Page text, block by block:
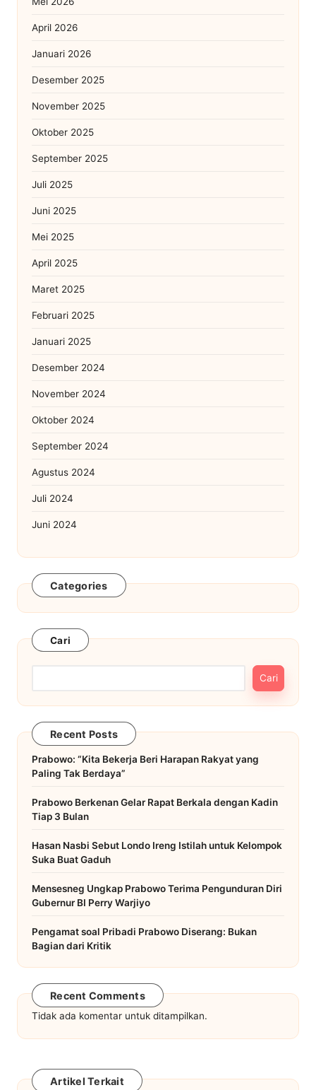
April 2026
Januari 2026
Desember 2025
November 2025
Oktober 2025
September 2025
Juli 2025
Juni 2025
Mei 2025
April 2025
Maret 2025
Februari 2025
Januari 2025
Desember 2024
November 2024
Oktober 2024
September 2024
Agustus 2024
Juli 2024
Juni 2024
Categories
Cari
Cari
Recent Posts
Prabowo: “Kita Bekerja Beri Harapan Rakyat yang
Paling Tak Berdaya”
Prabowo Berkenan Gelar Rapat Berkala dengan Kadin
Tiap 3 Bulan
Hasan Nasbi Sebut Londo Ireng Istilah untuk Kelompok
Suka Buat Gaduh
Mensesneg Ungkap Prabowo Terima Pengunduran Diri
Gubernur BI Perry Warjiyo
Pengamat soal Pribadi Prabowo Diserang: Bukan
Bagian dari Kritik
Recent Comments
Tidak ada komentar untuk ditampilkan.
Artikel Terkait